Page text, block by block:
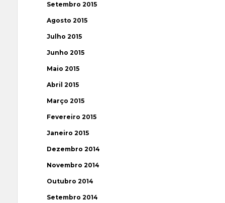
Setembro 2015
Agosto 2015
Julho 2015
Junho 2015
Maio 2015
Abril 2015
Março 2015
Fevereiro 2015
Janeiro 2015
Dezembro 2014
Novembro 2014
Outubro 2014
Setembro 2014